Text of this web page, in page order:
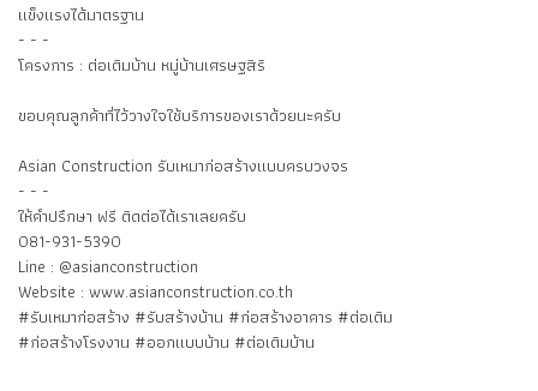
แข็งแรงได้มาตรฐาน
- - -
โครงการ : ต่อเติมบ้าน หมู่บ้านเศรษฐสิริ
ขอบคุณลูกค้าที่ไว้วางใจใช้บริการของเราด้วยนะครับ
Asian Construction รับเหมาก่อสร้างแบบครบวงจร
- - -
ให้คำปรึกษา ฟรี ติดต่อได้เราเลยครับ
081-931-5390
Line : @asianconstruction
Website : www.asianconstruction.co.th
#รับเหมาก่อสร้าง #รับสร้างบ้าน #ก่อสร้างอาคาร #ต่อเติม
#ก่อสร้างโรงงาน #ออกแบบบ้าน #ต่อเติมบ้าน